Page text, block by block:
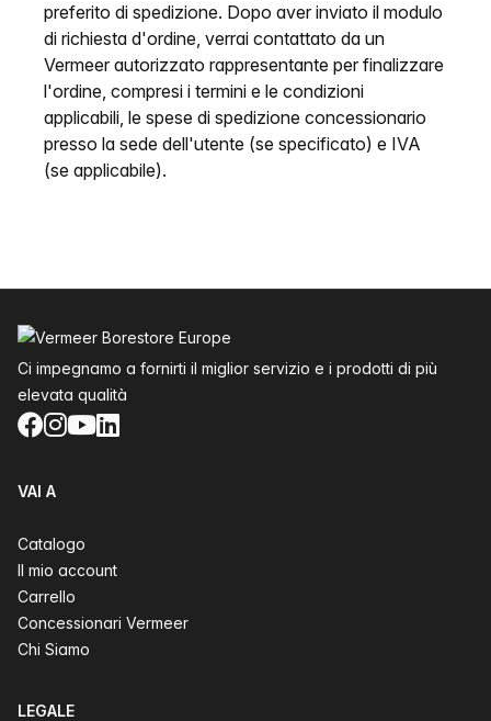
preferito di spedizione. Dopo aver inviato il modulo
di richiesta d'ordine, verrai contattato da un
Vermeer autorizzato rappresentante per finalizzare
l'ordine, compresi i termini e le condizioni
applicabili, le spese di spedizione concessionario
presso la sede dell'utente (se specificato) e IVA
(se applicabile).
Ci impegnamo a fornirti il miglior servizio e i prodotti di più
elevata qualità
Facebook
Instagram
YouTube
LinkedIn
VAI A
Catalogo
Il mio account
Carrello
Concessionari Vermeer
Chi Siamo
LEGALE